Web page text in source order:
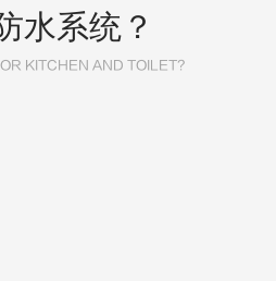
水系统？
KITCHEN AND TOILET?